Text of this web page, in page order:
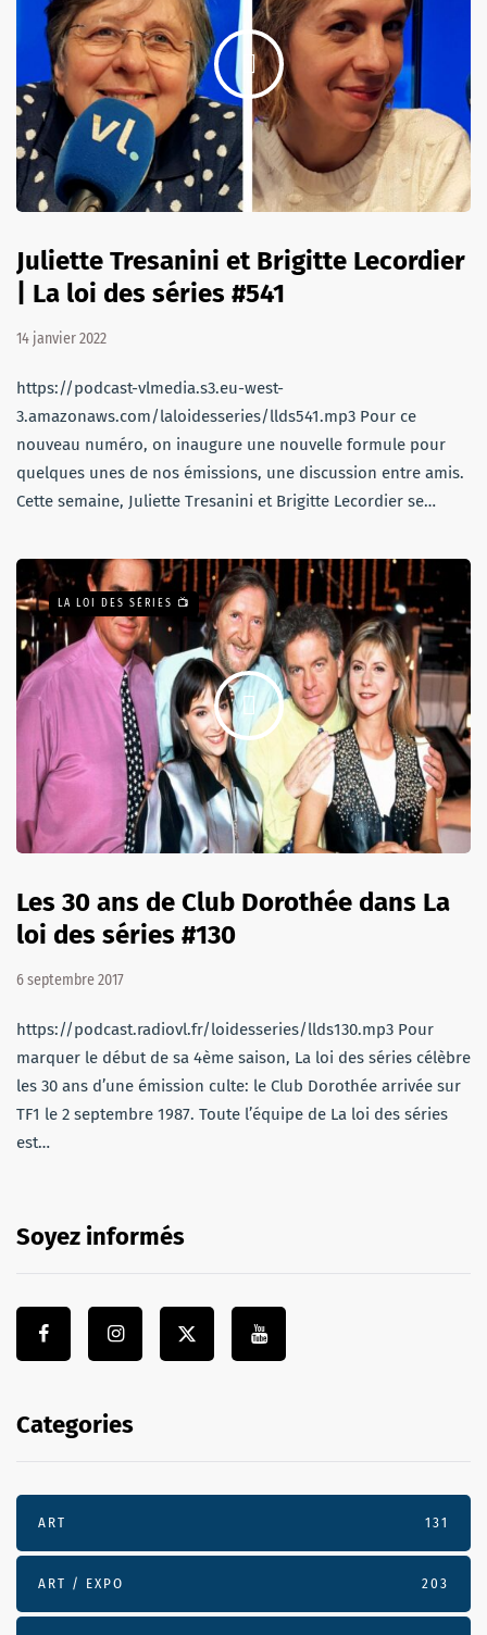
Juliette Tresanini et Brigitte Lecordier
| La loi des séries #541
14 janvier 2022
https://podcast-vlmedia.s3.eu-west-
3.amazonaws.com/laloidesseries/llds541.mp3 Pour ce
nouveau numéro, on inaugure une nouvelle formule pour
quelques unes de nos émissions, une discussion entre amis.
Cette semaine, Juliette Tresanini et Brigitte Lecordier se…
LA LOI DES SÉRIES 📺
Les 30 ans de Club Dorothée dans La
loi des séries #130
6 septembre 2017
https://podcast.radiovl.fr/loidesseries/llds130.mp3 Pour
marquer le début de sa 4ème saison, La loi des séries célèbre
les 30 ans d’une émission culte: le Club Dorothée arrivée sur
TF1 le 2 septembre 1987. Toute l’équipe de La loi des séries
est…
Soyez informés
Categories
ART 131
ART / EXPO 203